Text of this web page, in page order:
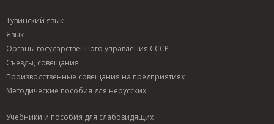
Тувинский язык
Язык
Органы государственного управления СССР
Съезды, совещания
Производственные совещания на предприятиях
Методические пособия для нерусских
Учебники и пособия для слабовидящих